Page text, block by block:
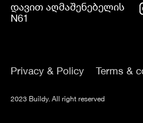
დავით აღმაშენებელის
N61
Privacy & Policy Terms &
2023 Buildy. All right reserved